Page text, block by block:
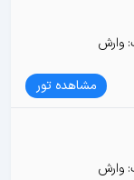
وارش
مشاهده تور
وارش